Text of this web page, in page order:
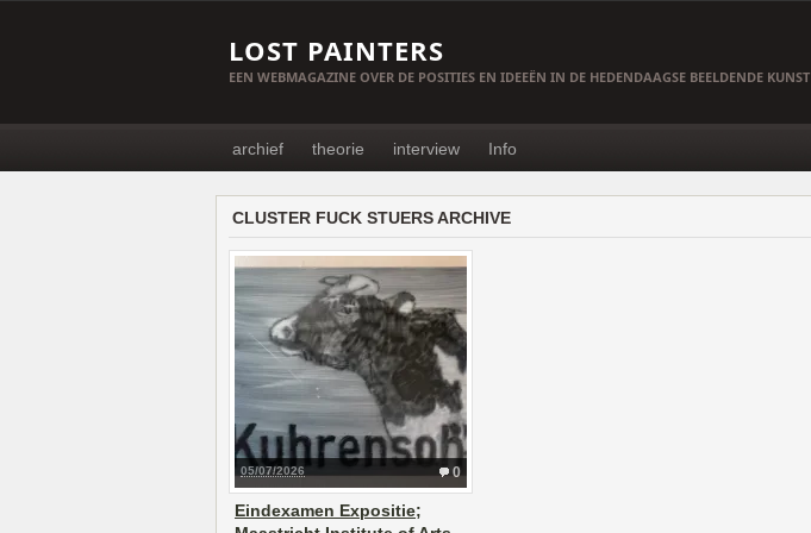
LOST PAINTERS
EEN WEBMAGAZINE OVER DE POSITIES EN IDEEËN IN DE HEDENDAAGSE BEELDENDE KUNST
archief theorie interview Info
CLUSTER FUCK STUERS ARCHIVE
0
05/07/2026
Eindexamen Expositie;